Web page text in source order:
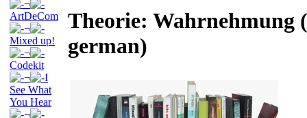
¬
ArtDeCom
¬
Mixed up!
¬
Codekit
¬
I
See What
You Hear
¬
Theorie: Wahrnehmung
german)